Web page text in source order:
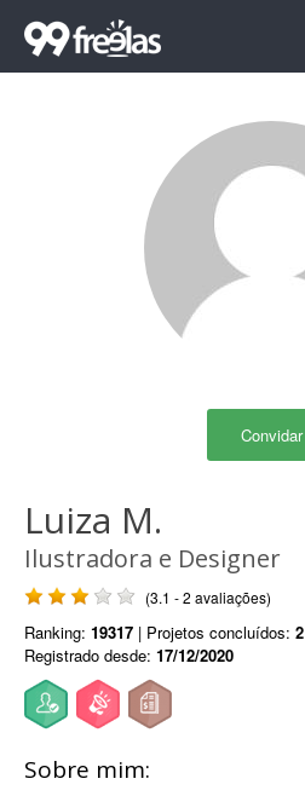
Convidar
Luiza M.
Ilustradora e Designer
(3.1 - 2 avaliações)
Ranking: 19317 | Projetos concluídos: 2
Registrado desde: 17/12/2020
Sobre mim: